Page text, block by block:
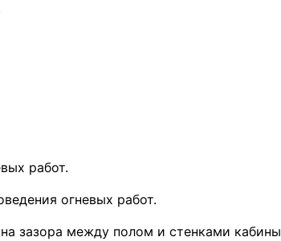
работ.
огневых работ.
зазора между полом и стенками